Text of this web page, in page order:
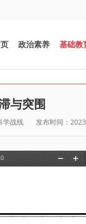
政治素养 基础教
与突围
学战线 发布时间：